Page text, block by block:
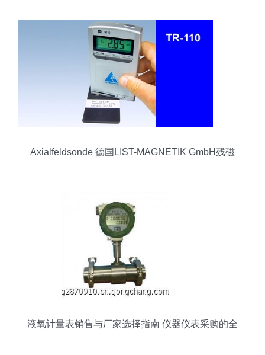
Axialfeldsonde 德国LIST-MAGNETIK GmbH残磁
液氧计量表销售与厂家选择指南 仪器仪表采购的全